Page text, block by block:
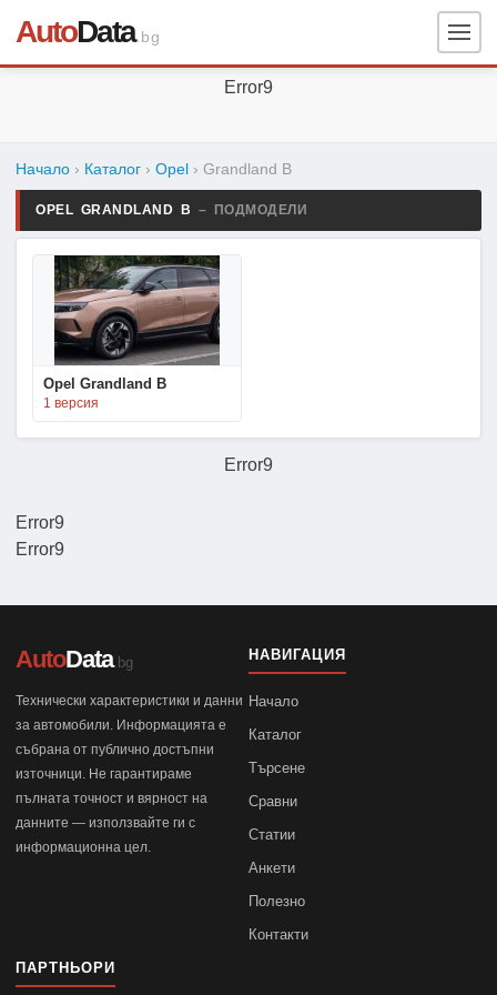
AutoData.bg
Error9
Error9
Начало › Каталог › Opel › Grandland B
OPEL GRANDLAND B – ПОДМОДЕЛИ
Opel Grandland B
1 версия
Error9
Error9
AutoData.bg
Технически характеристики и данни
за автомобили. Информацията е
събрана от публично достъпни
източници. Не гарантираме
пълната точност и вярност на
данните — използвайте ги с
информационна цел.
НАВИГАЦИЯ
Начало
Каталог
Търсене
Сравни
Статии
Анкети
Полезно
Контакти
ПАРТНЬОРИ